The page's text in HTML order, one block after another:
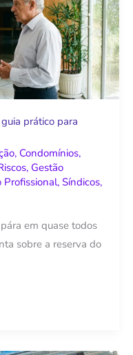
prático para
, Condomínios,
, Gestão
Profissional, Síndicos,
em quase todos
sobre a reserva do